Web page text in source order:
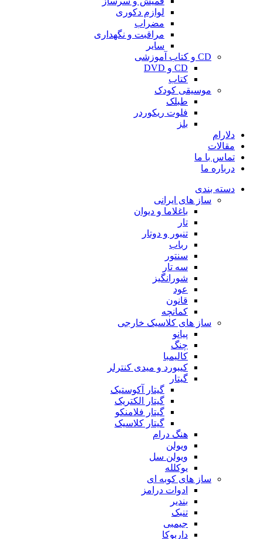
لوازم دکوری
مضراب
مراقبت و نگهداری
سایر
CD و کتاب آموزشی
CD و DVD
کتاب
موسیقی کودک
طبلک
فلوت ریکوردر
بلز
دلارام
مقالات
تماس با ما
درباره ما
دسته بندی
ساز های ایرانی
باغلاما و دیوان
تار
تنبور و دوتار
رباب
سنتور
سه تار
شورانگیز
عود
قانون
کمانچه
ساز های کلاسیک خارجی
پیانو
چنگ
کالیمبا
کیبورد و میدی کنترلر
گیتار
گیتار آکوستیک
گیتار الکتریک
گیتار فلامنکو
گیتار کلاسیک
هنگ درام
ویولن
ویولن سل
یوکلله
ساز های کوبه ای
ادوات درامز
بندیر
تنبک
جیمبی
داربوکا